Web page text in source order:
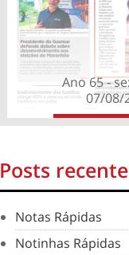
Ano 65 -
07/08/
Posts
Notas Rápidas
Notinhas Rápidas